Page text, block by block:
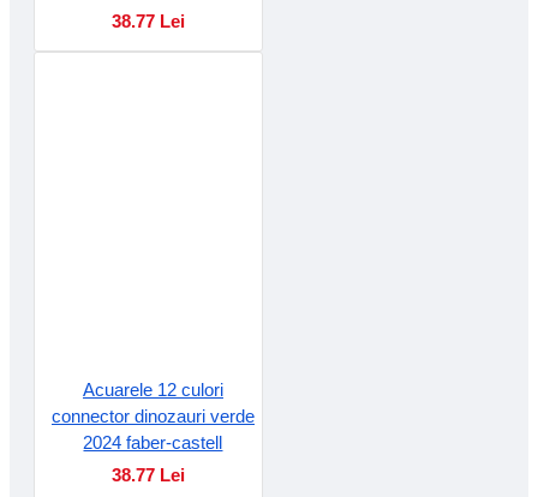
38.77 Lei
Acuarele 12 culori
connector dinozauri verde
2024 faber-castell
38.77 Lei